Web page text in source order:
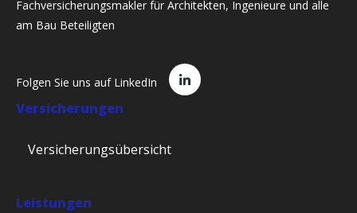
Fachversicherungsmakler für Architekten, Ingenieure und alle
am Bau Beteiligten
Folgen Sie uns auf LinkedIn
Versicherungen
Versicherungsübersicht
Leistungen